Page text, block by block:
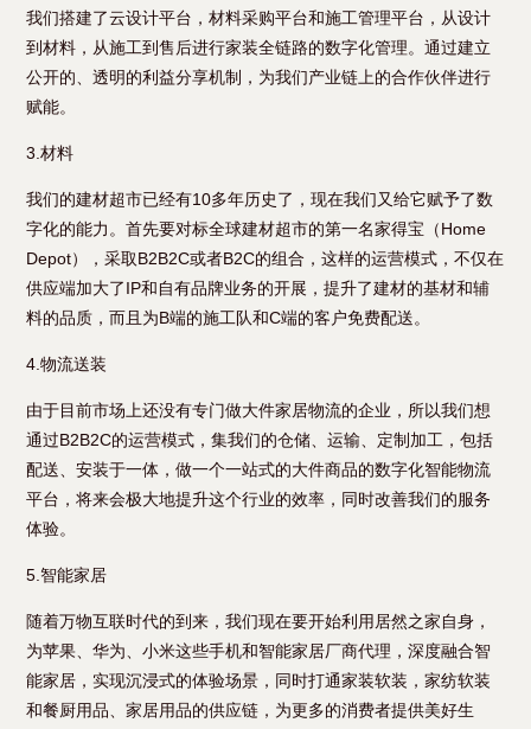
我们搭建了云设计平台，材料采购平台和施工管理平台，从设计
到材料，从施工到售后进行家装全链路的数字化管理。通过建立
公开的、透明的利益分享机制，为我们产业链上的合作伙伴进行
赋能。
3.材料
我们的建材超市已经有10多年历史了，现在我们又给它赋予了数
字化的能力。首先要对标全球建材超市的第一名家得宝（Home
Depot），采取B2B2C或者B2C的组合，这样的运营模式，不仅在
供应端加大了IP和自有品牌业务的开展，提升了建材的基材和辅
料的品质，而且为B端的施工队和C端的客户免费配送。
4.物流送装
由于目前市场上还没有专门做大件家居物流的企业，所以我们想
通过B2B2C的运营模式，集我们的仓储、运输、定制加工，包括
配送、安装于一体，做一个一站式的大件商品的数字化智能物流
平台，将来会极大地提升这个行业的效率，同时改善我们的服务
体验。
5.智能家居
随着万物互联时代的到来，我们现在要开始利用居然之家自身，
为苹果、华为、小米这些手机和智能家居厂商代理，深度融合智
能家居，实现沉浸式的体验场景，同时打通家装软装，家纺软装
和餐厨用品、家居用品的供应链，为更多的消费者提供美好生